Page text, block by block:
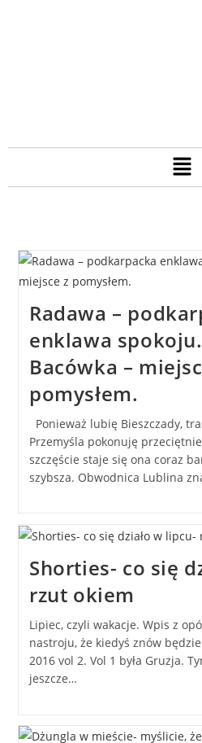
Radawa –
enklawa
Bacówka –
pomysłem.
Ponieważ lubię Bieszczady,
Przemyśla pokonuję
szczęście staje się ona coraz
szybsza. Obwodnica Lublina
Shorties- co się
rzut okiem
Lipiec, czyli wakacje. Wpis z
nastroju, że kiedyś znów
2016 vol 2. Vol 1 była Gruzja.
jeszcze…